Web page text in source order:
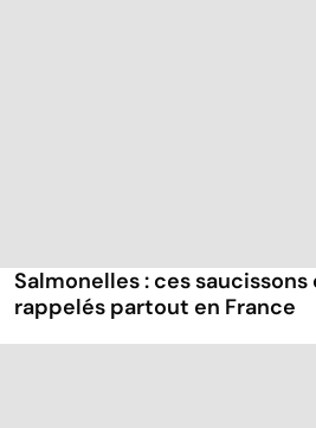
Salmonelles : ces
rappelés partout en France